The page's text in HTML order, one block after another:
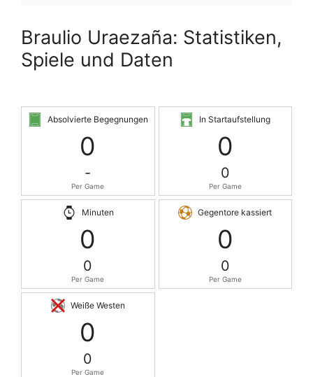
Braulio Uraezaña: Statistiken,
Spiele und Daten
Absolvierte Begegnungen
0
-
Per Game
In Startaufstellung
0
0
Per Game
Minuten
0
0
Per Game
Gegentore kassiert
0
0
Per Game
Weiße Westen
0
0
Per Game